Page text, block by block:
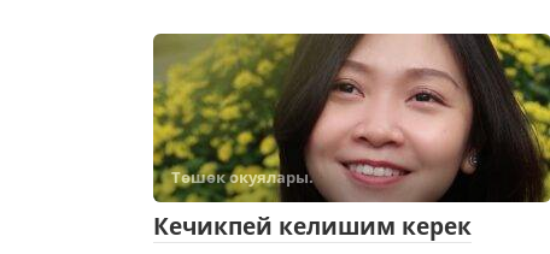
Төшөк окуялары.
Кечикпей келишим керек